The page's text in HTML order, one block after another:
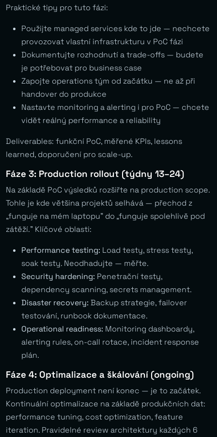
Praktické tipy pro tuto fázi:
Použijte managed services kde to jde — nechcete
provozovat vlastní infrastrukturu v PoC fázi
Dokumentujte rozhodnutí a trade-offs — budete
je potřebovat pro business case
Zapojte operations tým od začátku — ne až při
handover do produkce
Nastavte monitoring a alerting i pro PoC — chcete
vidět reálný performance a reliability
Deliverables: funkční PoC, měřené KPIs, lessons
learned, doporučení pro scale-up.
Fáze 3: Production rollout (týdny 13–24)
Na základě PoC výsledků rozšiřte na production scope.
Tohle je kde většina projektů selhává — přechod z
„funguje na mém laptopu” do „funguje spolehlivě pod
zátěží.” Klíčové oblasti:
Performance testing: Load testy, stress testy,
soak testy. Neodhadujte — měřte.
Security hardening: Penetrační testy,
dependency scanning, secrets management.
Disaster recovery: Backup strategie, failover
testování, runbook dokumentace.
Operational readiness: Monitoring dashboardy,
alerting rules, on-call rotace, incident response
plán.
Fáze 4: Optimalizace a škálování (ongoing)
Production deployment není konec — je to začátek.
Kontinuální optimalizace na základě produkčních dat:
performance tuning, cost optimization, feature
iteration. Pravidelné review architektury každých 6